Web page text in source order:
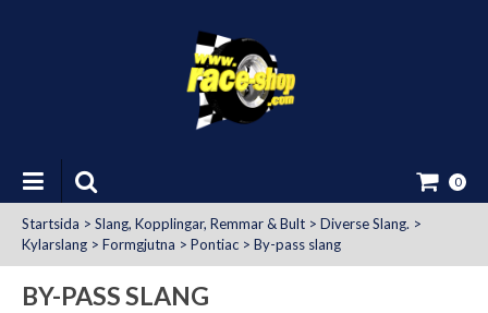
0
Startsida > Slang, Kopplingar, Remmar & Bult > Diverse Slang. >
Kylarslang > Formgjutna > Pontiac > By-pass slang
BY-PASS SLANG